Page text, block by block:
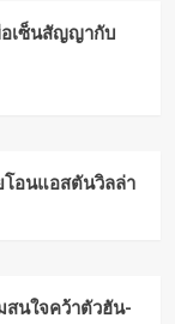
อเซ็นสัญญากับ
อนแอสตันวิลล่า
สนใจคว้าตัวฮัน-